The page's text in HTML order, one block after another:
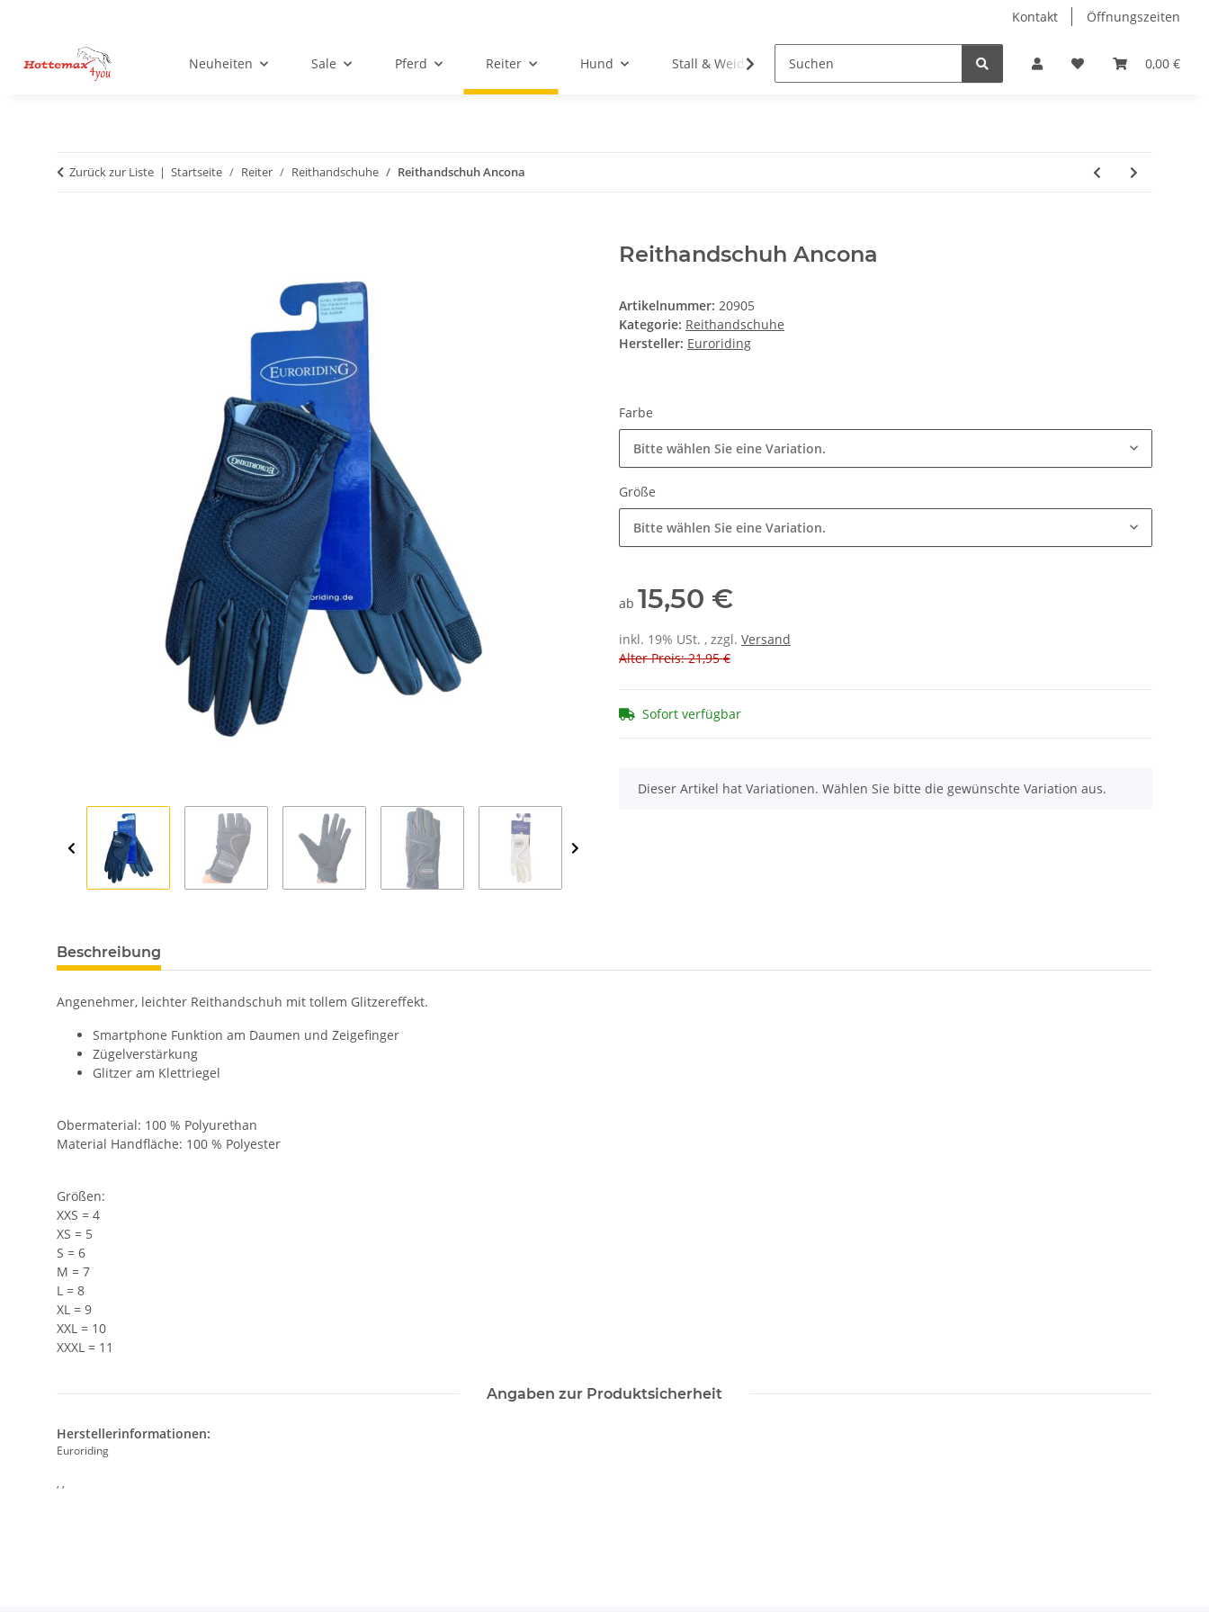
Kontakt Öffnungszeiten
0,00 €
Neuheiten Sale Pferd Reiter Hund Stall & Weide Hobby Horse Dienstleistungen Geschenkartikel &
Zurück zur Liste Startseite Reiter Reithandschuhe Reithandschuh Ancona
Reithandschuh Ancona
Artikelnummer: 20905
Kategorie: Reithandschuhe
Hersteller: Euroriding
Farbe
Bitte wählen Sie eine Variation.
Größe
Bitte wählen Sie eine Variation.
ab 15,50 €
inkl. 19% USt. , zzgl. Versand
Alter Preis: 21,95 €
Sofort verfügbar
x
Dieser Artikel hat Variationen. Wählen Sie bitte die gewünschte Variation aus.
Beschreibung
Angenehmer, leichter Reithandschuh mit tollem Glitzereffekt.
Smartphone Funktion am Daumen und Zeigefinger
Zügelverstärkung
Glitzer am Klettriegel
Obermaterial: 100 % Polyurethan
Material Handfläche: 100 % Polyester
Größen:
XXS = 4
XS = 5
S = 6
M = 7
L = 8
XL = 9
XXL = 10
XXXL = 11
Angaben zur Produktsicherheit
Herstellerinformationen:
Euroriding
, ,